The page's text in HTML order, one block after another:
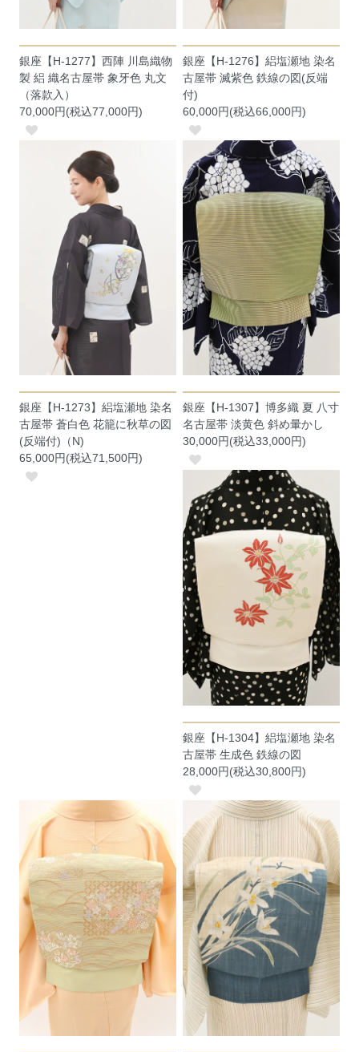
銀座【H-1277】西陣 川島織物
製 絽 織名古屋帯 象牙色 丸文
（落款入）
70,000円(税込77,000円)
銀座【H-1276】絽塩瀬地 染名
古屋帯 滅紫色 鉄線の図(反端
付)
60,000円(税込66,000円)
銀座【H-1273】絽塩瀬地 染名
古屋帯 蒼白色 花籠に秋草の図
(反端付)（N)
65,000円(税込71,500円)
銀座【H-1307】博多織 夏 八寸
名古屋帯 淡黄色 斜め暈かし
30,000円(税込33,000円)
銀座【H-1304】絽塩瀬地 染名
古屋帯 生成色 鉄線の図
28,000円(税込30,800円)